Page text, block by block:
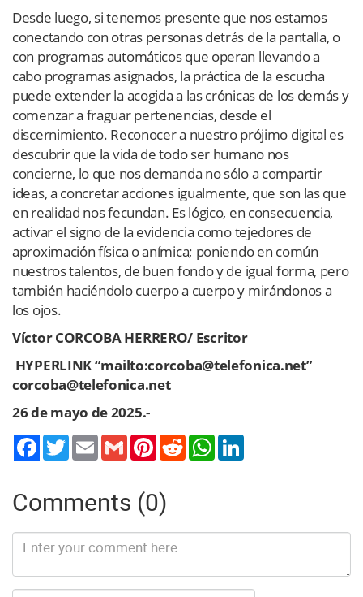
Desde luego, si tenemos presente que nos estamos
conectando con otras personas detrás de la pantalla, o
con programas automáticos que operan llevando a
cabo programas asignados, la práctica de la escucha
puede extender la acogida a las crónicas de los demás y
comenzar a fraguar pertenencias, desde el
discernimiento. Reconocer a nuestro prójimo digital es
descubrir que la vida de todo ser humano nos
concierne, lo que nos demanda no sólo a compartir
ideas, a concretar acciones igualmente, que son las que
en realidad nos fecundan. Es lógico, en consecuencia,
activar el signo de la evidencia como tejedores de
aproximación física o anímica; poniendo en común
nuestros talentos, de buen fondo y de igual forma, pero
también haciéndolo cuerpo a cuerpo y mirándonos a
los ojos.
Víctor CORCOBA HERRERO/ Escritor
HYPERLINK “mailto:corcoba@telefonica.net”
corcoba@telefonica.net
26 de mayo de 2025.-
TwitterEmail Gmail PinterestReddit WhatsApp
Comments (0)